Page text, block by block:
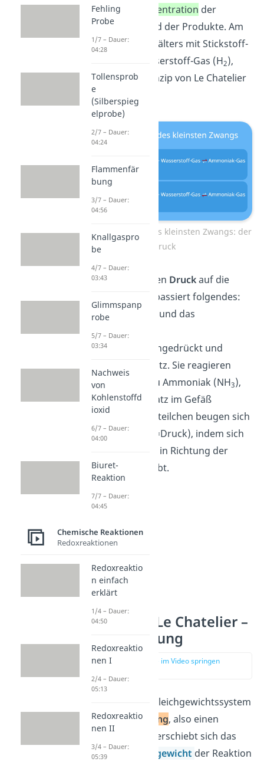
Stoffmengenkonzentration der
Ausgangstoffe und der Produkte. Am
Beispieleines Behälters mit Stickstoff-
) und Wasserstoff-Gas (H2),
kannst du das Prinzip von Le Chatelier
gut sehen.
Übersicht Prinzip des kleinsten Zwangs: der
Druck
Erhöhst du jetzt den Druckauf die
Gase im Behälter passiert folgendes:
das Stickstoff-Gas und das
Wasserstoff-Gas
werden
zusammengedrückt und
haben weniger Platz.Sie reagieren
dann bevorzugt zu Ammoniak (NH3),
da das weniger Platz im Gefäß
einnimmt. Die Gasteilchen beugen sich
also dem Zwang (=Druck), indem sich
das Gleichgewicht in Richtung der
Produkte verschiebt.
Prinzip von Le Chatelier –
Druckänderung
zur Stelle im Video springen
Wenn du auf ein Gleichgewichtssystem
eineDruckänderung, also einen
Zwang, ausübst, verschiebt sich das
chemische Gleichgewicht der Reaktion
Fehling
Probe
1/7 – Dauer:
04:28
Tollensprob
e
(Silberspieg
elprobe)
2/7 – Dauer:
04:24
Flammenfär
bung
3/7 – Dauer:
04:56
Knallgaspro
be
4/7 – Dauer:
03:43
Glimmspanp
robe
5/7 – Dauer:
03:34
Nachweis
von
Kohlenstoffd
ioxid
6/7 – Dauer:
04:00
Biuret-
Reaktion
7/7 – Dauer:
04:45
Chemische Reaktionen
Redoxreaktionen
Redoxreaktio
n einfach
erklärt
1/4 – Dauer:
04:50
Redoxreaktio
nen I
2/4 – Dauer:
05:13
Redoxreaktio
nen II
3/4 – Dauer:
05:39